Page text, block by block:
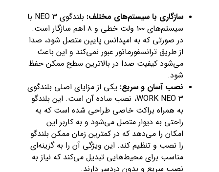
سازگاری با سیستم‌های مختلف:
بلندگوی NEO ۳ با
سیستم‌های ۱۰۰ ولت خطی و ۸ اهم سازگار است.
در صورتی که به امپدانس پایین متصل شود، صدا
از طریق ترانسفورماتور عبور نمی‌کند و این باعث
می‌شود کیفیت صدا در بالاترین سطح ممکن حفظ
شود.
نصب آسان و سریع: یکی از مزایای اصلی بلندگوی
WORK NEO ۳، نصب ساده آن است. این بلندگو
به همراه براکت خاصی طراحی شده است که به
راحتی به دیوار متصل می‌شود و به کاربر این
امکان را می‌دهد که در کمترین زمان ممکن بلندگو
را نصب و تنظیم کند. این ویژگی آن را به گزینه‌ای
مناسب برای محیط‌هایی تبدیل می‌کند که نیاز به
نصب سریع و بدون دردسر دارند.